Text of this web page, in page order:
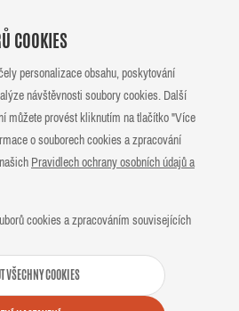
COOKIES
personalizace obsahu, poskytování
návštěvnosti soubory cookies. Další
můžete provést kliknutím na tlačítko "Více
o souborech cookies a zpracování
Pravidlech ochrany osobních údajů a
cookies a zpracováním souvisejících
VŠECHNY COOKIES